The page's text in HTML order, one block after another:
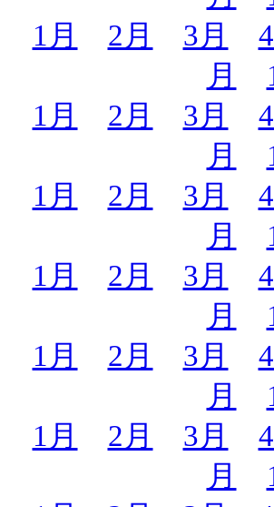
1月 2月 3月
月
1月 2月 3月
月
1月 2月 3月
月
1月 2月 3月
月
1月 2月 3月
月
1月 2月 3月
月